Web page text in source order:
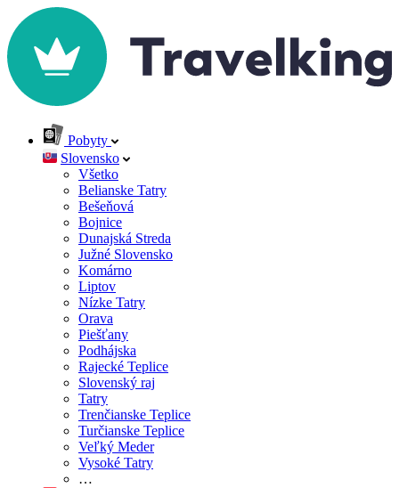
Pobyty
Slovensko
Všetko
Belianske Tatry
Bešeňová
Bojnice
Dunajská Streda
Južné Slovensko
Komárno
Liptov
Nízke Tatry
Orava
Piešťany
Podhájska
Rajecké Teplice
Slovenský raj
Tatry
Trenčianske Teplice
Turčianske Teplice
Veľký Meder
Vysoké Tatry
…